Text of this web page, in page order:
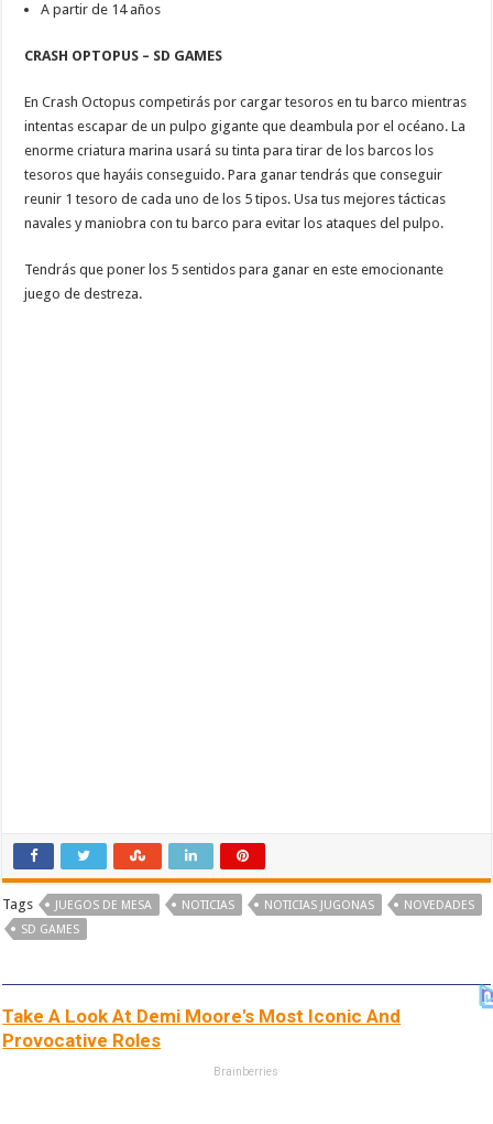
A partir de 14 años
CRASH OPTOPUS – SD GAMES
En Crash Octopus competirás por cargar tesoros en tu barco mientras
intentas escapar de un pulpo gigante que deambula por el océano. La
enorme criatura marina usará su tinta para tirar de los barcos los
tesoros que hayáis conseguido. Para ganar tendrás que conseguir
reunir 1 tesoro de cada uno de los 5 tipos. Usa tus mejores tácticas
navales y maniobra con tu barco para evitar los ataques del pulpo.
Tendrás que poner los 5 sentidos para ganar en este emocionante
juego de destreza.
Tags JUEGOS DE MESA NOTICIAS NOTICIAS JUGONAS
NOVEDADES
SD GAMES
Take A Look At Demi Moore's Most Iconic And
Provocative Roles
Brainberries